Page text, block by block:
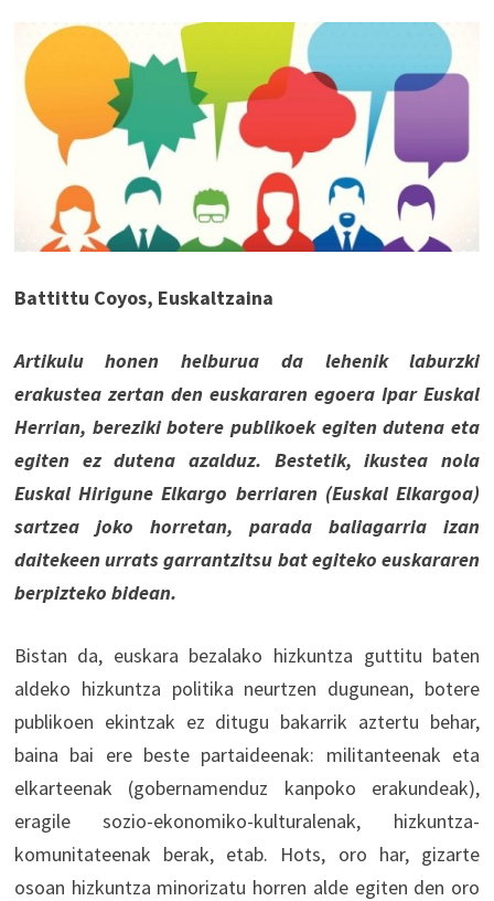
Battittu Coyos, Euskaltzaina
Artikulu honen helburua da lehenik laburzki
erakustea zertan den euskararen egoera Ipar Euskal
Herrian, bereziki botere publikoek egiten dutena eta
egiten ez dutena azalduz. Bestetik, ikustea nola
Euskal Hirigune Elkargo berriaren (Euskal Elkargoa)
sartzea joko horretan, parada baliagarria izan
daitekeen urrats garrantzitsu bat egiteko euskararen
berpizteko bidean.
Bistan da, euskara bezalako hizkuntza guttitu baten
aldeko hizkuntza politika neurtzen dugunean, botere
publikoen ekintzak ez ditugu bakarrik aztertu behar,
baina bai ere beste partaideenak: militanteenak eta
elkarteenak (gobernamenduz kanpoko erakundeak),
eragile sozio-ekonomiko-kulturalenak, hizkuntza-
komunitateenak berak, etab. Hots, oro har, gizarte
osoan hizkuntza minorizatu horren alde egiten den oro